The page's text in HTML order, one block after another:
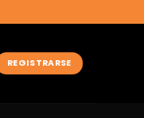
REGISTRARSE